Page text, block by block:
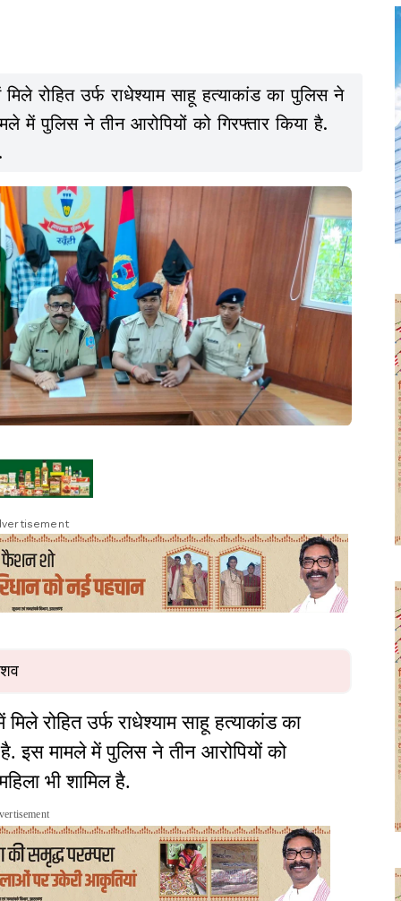
रोहित उर्फ राधेश्याम साहू हत्याकांड का पुलिस ने
पुलिस ने तीन आरोपियों को गिरफ्तार किया है.
रोहित उर्फ राधेश्याम साहू हत्याकांड का
इस मामले में पुलिस ने तीन आरोपियों को
भी शामिल है.